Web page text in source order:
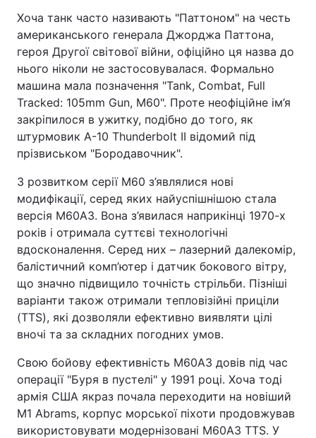
Хоча танк часто називають "Паттоном" на честь
американського генерала Джорджа Паттона,
героя Другої світової війни, офіційно ця назва до
нього ніколи не застосовувалася. Формально
машина мала позначення "Tank, Combat, Full
Tracked: 105mm Gun, M60". Проте неофіційне ім’я
закріпилося в ужитку, подібно до того, як
штурмовик A-10 Thunderbolt II відомий під
прізвиськом "Бородавочник".
З розвитком серії M60 з’являлися нові
модифікації, серед яких найуспішнішою стала
версія M60A3. Вона з’явилася наприкінці 1970-х
років і отримала суттєві технологічні
вдосконалення. Серед них – лазерний далекомір,
балістичний комп’ютер і датчик бокового вітру,
що значно підвищило точність стрільби. Пізніші
варіанти також отримали тепловізійні приціли
(TTS), які дозволяли ефективно виявляти цілі
вночі та за складних погодних умов.
Свою бойову ефективність M60A3 довів під час
операції "Буря в пустелі" у 1991 році. Хоча тоді
армія США якраз почала переходити на новіший
M1 Abrams, корпус морської піхоти продовжував
використовувати модернізовані M60A3 TTS. У